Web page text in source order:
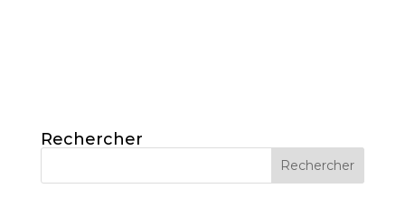
Rechercher